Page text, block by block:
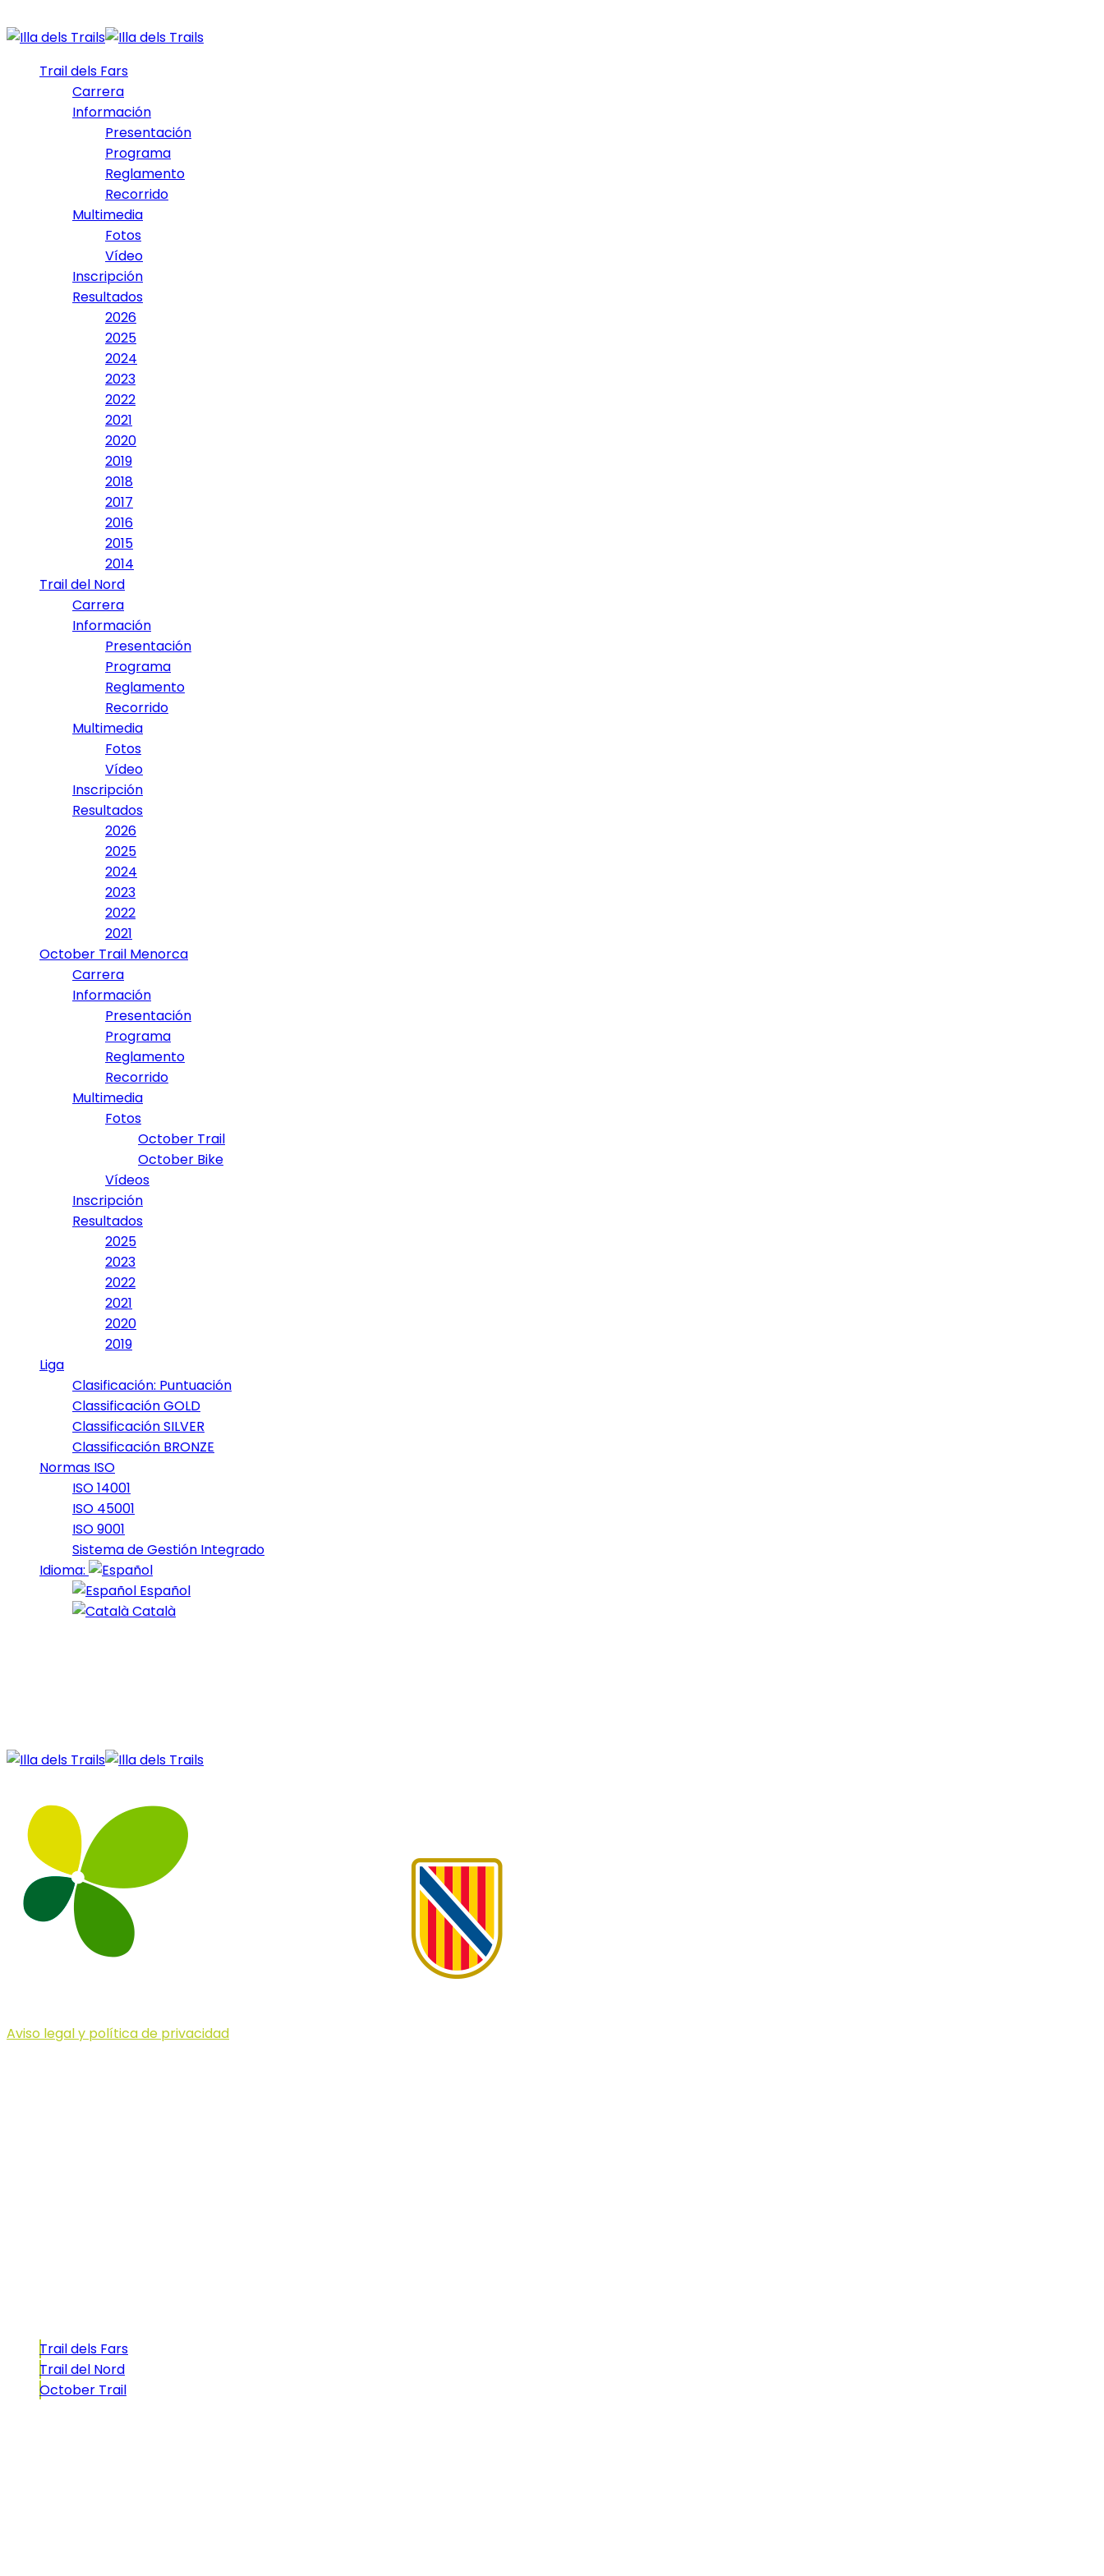
Trail dels Fars
Carrera
Información
Presentación
Programa
Reglamento
Recorrido
Multimedia
Fotos
Vídeo
Inscripción
Resultados
2026
2025
2024
2023
2022
2021
2020
2019
2018
2017
2016
2015
2014
Trail del Nord
Carrera
Información
Presentación
Programa
Reglamento
Recorrido
Multimedia
Fotos
Vídeo
Inscripción
Resultados
2026
2025
2024
2023
2022
2021
October Trail Menorca
Carrera
Información
Presentación
Programa
Reglamento
Recorrido
Multimedia
Fotos
October Trail
October Bike
Vídeos
Inscripción
Resultados
2025
2023
2022
2021
2020
2019
Liga
Clasificación: Puntuación
Classificación GOLD
Classificación SILVER
Classificación BRONZE
Normas ISO
ISO 14001
ISO 45001
ISO 9001
Sistema de Gestión Integrado
Idioma:
Español
Català
Aviso legal y política de privacidad
Trail dels Fars
Trail del Nord
October Trail